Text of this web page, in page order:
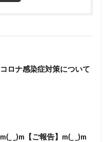
コロナ感染症対策について
m(_ _)m【ご報告】m(_ _)m